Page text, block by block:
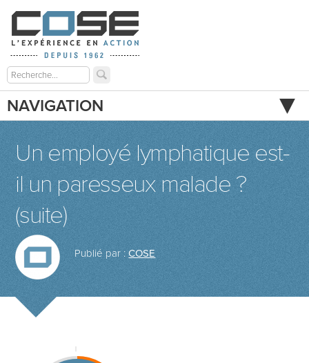
NAVIGATION
Un employé lymphatique est-
il un paresseux malade ?
(suite)
Publié par :COSE